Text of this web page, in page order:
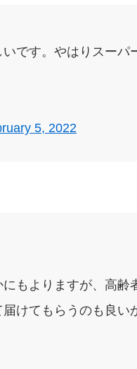
です。やはりスーパ
5, 2022
もよりますが、高齢
けてもらうのも良い